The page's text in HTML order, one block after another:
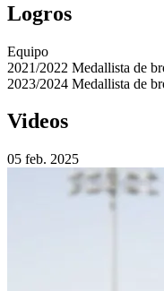
Logros
Equipo
2021/2022 Medallista de
2023/2024 Medallista de
Videos
05 feb. 2025